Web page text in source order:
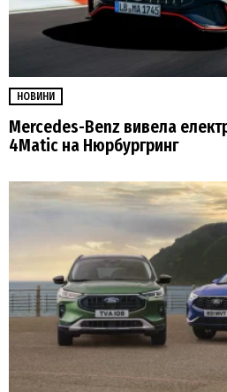
НОВИНИ
Mercedes-Benz вивела
4Matic на Нюрбургринг